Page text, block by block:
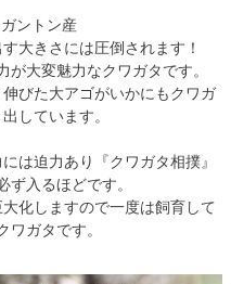
ントン産
大きさには圧倒されます！
大変魅力なクワガタです。
びた大アゴがいかにもクワガ
しています。
は迫力あり『クワガタ相撲』
ず入るほどです。
化しますので一度は飼育して
ワガタです。